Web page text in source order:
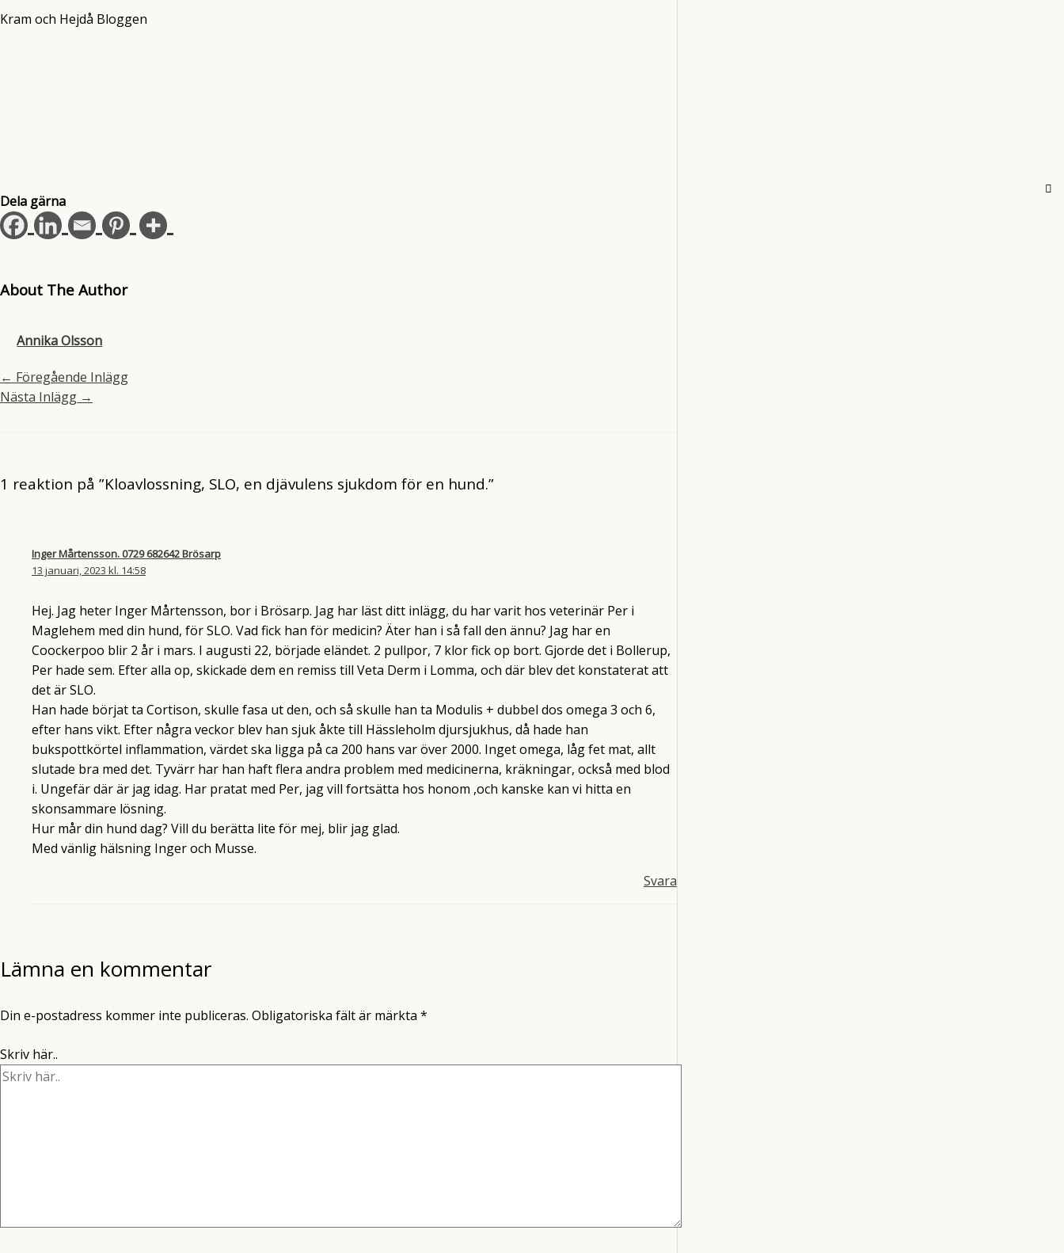
Kram och Hejdå Bloggen
Dela gärna
About The Author
Annika Olsson
← Föregående Inlägg
Nästa Inlägg →
1 reaktion på ”Kloavlossning, SLO, en djävulens sjukdom för en hund.”
Inger Mårtensson. 0729 682642 Brösarp
13 januari, 2023 kl. 14:58
Hej. Jag heter Inger Mårtensson, bor i Brösarp. Jag har läst ditt inlägg, du har varit hos veterinär Per i
Maglehem med din hund, för SLO. Vad fick han för medicin? Äter han i så fall den ännu? Jag har en
Coockerpoo blir 2 år i mars. I augusti 22, började eländet. 2 pullpor, 7 klor fick op bort. Gjorde det i Bollerup,
Per hade sem. Efter alla op, skickade dem en remiss till Veta Derm i Lomma, och där blev det konstaterat att
det är SLO.
Han hade börjat ta Cortison, skulle fasa ut den, och så skulle han ta Modulis + dubbel dos omega 3 och 6,
efter hans vikt. Efter några veckor blev han sjuk åkte till Hässleholm djursjukhus, då hade han
bukspottkörtel inflammation, värdet ska ligga på ca 200 hans var över 2000. Inget omega, låg fet mat, allt
slutade bra med det. Tyvärr har han haft flera andra problem med medicinerna, kräkningar, också med blod
i. Ungefär där är jag idag. Har pratat med Per, jag vill fortsätta hos honom ,och kanske kan vi hitta en
skonsammare lösning.
Hur mår din hund dag? Vill du berätta lite för mej, blir jag glad.
Med vänlig hälsning Inger och Musse.
Svara
Lämna en kommentar
Din e-postadress kommer inte publiceras. Obligatoriska fält är märkta *
Skriv här..